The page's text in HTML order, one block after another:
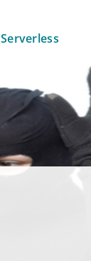
Serverless